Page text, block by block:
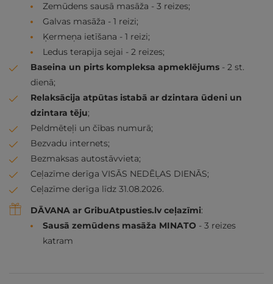
Zemūdens sausā masāža - 3 reizes;
Galvas masāža - 1 reizi;
Ķermeņa ietīšana - 1 reizi;
Ledus terapija sejai - 2 reizes;
Baseina un pirts kompleksa apmeklējums - 2 st.
dienā;
Relaksācija atpūtas istabā ar dzintara ūdeni un
dzintara tēju;
Peldmēteļi un čības numurā;
Bezvadu internets;
Bezmaksas autostāvvieta;
Ceļazīme derīga VISĀS NEDĒĻAS DIENĀS;
Ceļazīme derīga līdz 31.08.2026.
DĀVANA ar GribuAtpusties.lv ceļazīmi:
Sausā zemūdens masāža MINATO - 3 reizes
katram